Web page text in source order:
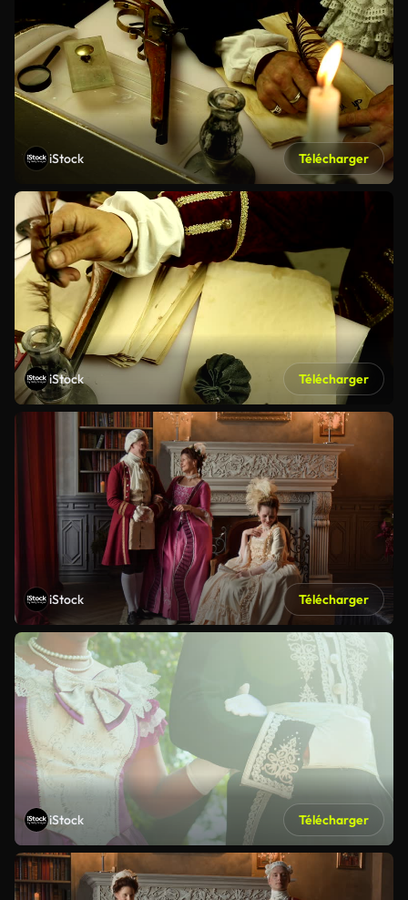
iStock Télécharger
iStock Télécharger
iStock Télécharger
iStock Télécharger